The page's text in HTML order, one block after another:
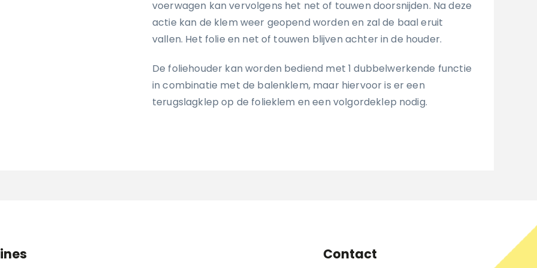
voerwagen kan vervolgens het net of touwen doorsnijden. Na deze
actie kan de klem weer geopend worden en zal de baal eruit
vallen. Het folie en net of touwen blijven achter in de houder.
De foliehouder kan worden bediend met 1 dubbelwerkende functie
in combinatie met de balenklem, maar hiervoor is er een
terugslagklep op de folieklem en een volgordeklep nodig.
Contact